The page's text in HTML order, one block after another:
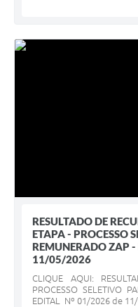
RESULTADO DE
ETAPA - PROCESSO
REMUNERADO ZAP
11/05/2026
CLIQUE AQUI:
PROCESSO SELETIVO
EDITAL Nº 01/2026 de